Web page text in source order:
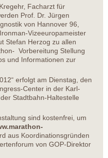
Facharzt für
Prof. Dr. Jürgen
von Hannover 96,
Vizeeuropameister
Stefan Herzog zu allen
Vorbereitung Stellung
und Informationen zur
erfolgt am Dienstag, den
Center in der Karl-
Stadtbahn-Haltestelle
sind kostenfrei, um
aus Koordinationsgründen
von GOP-Direktor